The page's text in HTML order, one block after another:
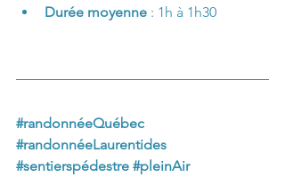
Durée moyenne : 1h à 1h30
#randonnéeQuébec
#randonnéeLaurentides
#sentierspédestre #pleinAir